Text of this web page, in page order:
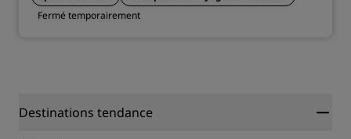
Fermé temporairement
Destinations tendance